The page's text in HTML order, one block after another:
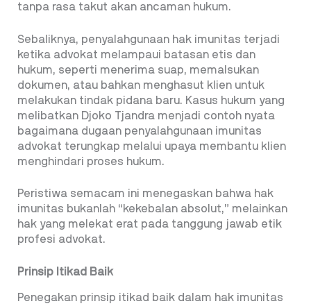
tanpa rasa takut akan ancaman hukum.
Sebaliknya, penyalahgunaan hak imunitas terjadi
ketika advokat melampaui batasan etis dan
hukum, seperti menerima suap, memalsukan
dokumen, atau bahkan menghasut klien untuk
melakukan tindak pidana baru. Kasus hukum yang
melibatkan Djoko Tjandra menjadi contoh nyata
bagaimana dugaan penyalahgunaan imunitas
advokat terungkap melalui upaya membantu klien
menghindari proses hukum.
Peristiwa semacam ini menegaskan bahwa hak
imunitas bukanlah “kekebalan absolut,” melainkan
hak yang melekat erat pada tanggung jawab etik
profesi advokat.
Prinsip Itikad Baik
Penegakan prinsip itikad baik dalam hak imunitas